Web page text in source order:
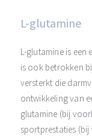
L-glutamine
L-glutamine is
is ook betrokken
versterkt die
ontwikkeling van
glutamine (bij
sportprestaties